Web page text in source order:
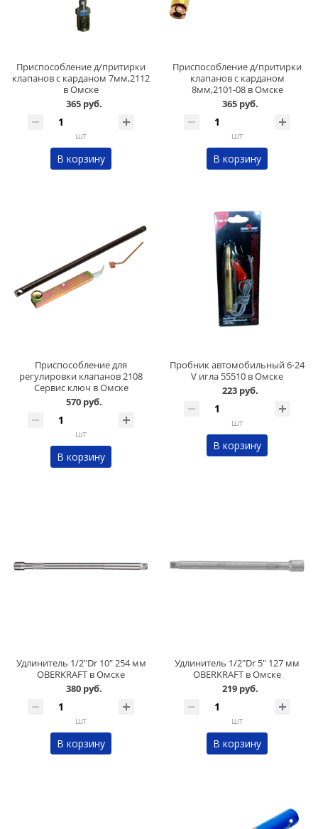
Приспособление д/притирки
клапанов с карданом 7мм,2112
в Омске
365 руб.
шт
В корзину
Приспособление д/притирки
клапанов с карданом
8мм,2101-08 в Омске
365 руб.
шт
В корзину
Приспособление для
регулировки клапанов 2108
Сервис ключ в Омске
570 руб.
шт
В корзину
Пробник автомобильный 6-24
V игла 55510 в Омске
223 руб.
шт
В корзину
Удлинитель 1/2"Dr 10" 254 мм
OBERKRAFT в Омске
380 руб.
шт
В корзину
Удлинитель 1/2"Dr 5" 127 мм
OBERKRAFT в Омске
219 руб.
шт
В корзину